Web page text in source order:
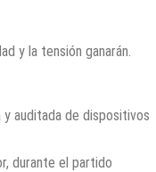
y la tensión ganarán.
auditada de dispositivos
durante el partido